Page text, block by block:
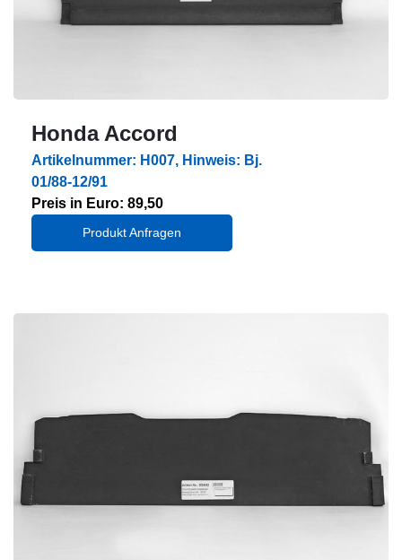
Honda Accord
Artikelnummer: H007, Hinweis: Bj.
01/88-12/91
Preis in Euro: 89,50
Produkt Anfragen